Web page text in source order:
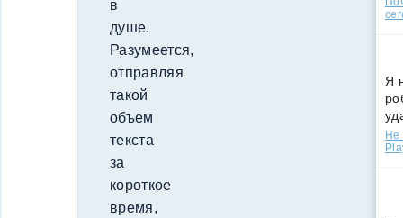
в
душе.
Разумеется,
отправляя
такой
объем
текста
за
короткое
время,
Я
Не